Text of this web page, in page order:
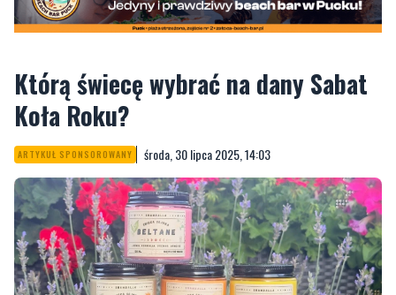
Którą świecę wybrać na dany Sabat
ARTYKUŁ SPONSOROWANY środa, 30 lipca 2025, 14:03